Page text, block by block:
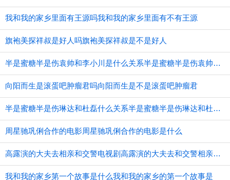
我和我的家乡里面有王源吗我和我的家乡里面有不有王源
旗袍美探祥叔是好人吗旗袍美探祥叔是不是好人
半是蜜糖半是伤袁帅和李小川是什么关系半是蜜糖半是伤袁帅和李小川的关系
向阳而生是滚蛋吧肿瘤君吗向阳而生是不是滚蛋吧肿瘤君
半是蜜糖半是伤琳达和杜磊什么关系半是蜜糖半是伤琳达和杜磊的关系
周星驰巩俐合作的电影周星驰巩俐合作的电影是什么
高露演的大夫去相亲和交警电视剧高露演的大夫去和交警相亲的电视剧
我和我的家乡第一个故事是什么我和我的家乡的第一个故事是